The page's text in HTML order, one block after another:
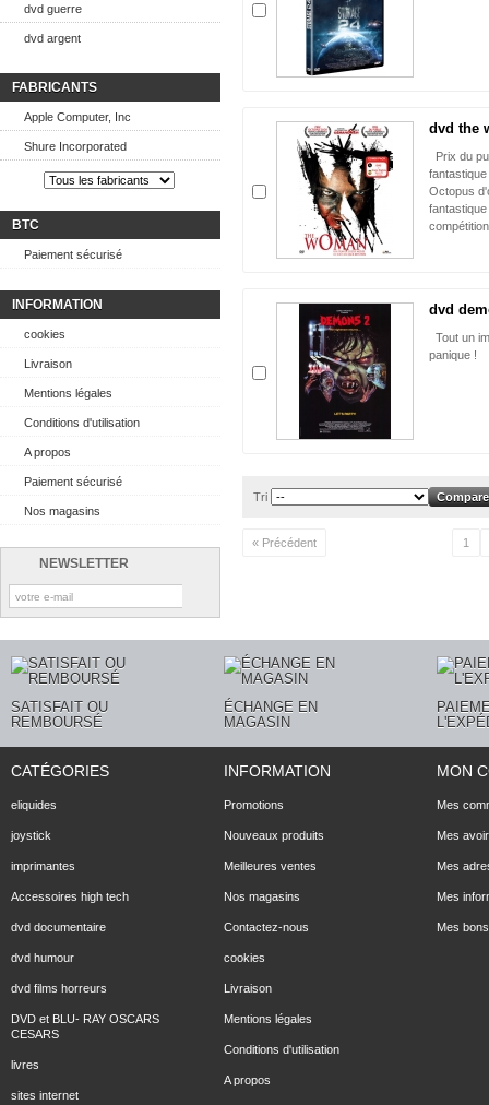
dvd guerre
dvd argent
FABRICANTS
Apple Computer, Inc
Shure Incorporated
BTC
Paiement sécurisé
INFORMATION
cookies
Livraison
Mentions légales
Conditions d'utilisation
A propos
Paiement sécurisé
Nos magasins
NEWSLETTER
dvd the
Prix du
Octopus
dvd
Tout un
panique !
Tri
« Précédent 1
SATISFAIT OU
REMBOURSÉ
ÉCHANGE EN
MAGASIN
CATÉGORIES
eliquides
joystick
imprimantes
Accessoires high tech
dvd documentaire
dvd humour
dvd films horreurs
DVD et BLU- RAY OSCARS
CESARS
livres
sites internet
INFORMATION
Promotions
Nouveaux produits
Meilleures ventes
Nos magasins
Contactez-nous
cookies
Livraison
Mentions légales
Conditions d'utilisation
A propos
MON
Mes
Mes
Mes
Mes
Mes